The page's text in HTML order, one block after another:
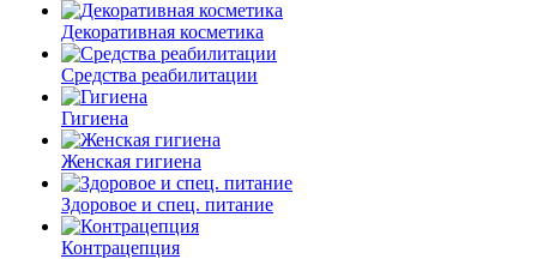
Декоративная косметика
Средства реабилитации
Гигиена
Женская гигиена
Здоровое и спец. питание
Контрацепция